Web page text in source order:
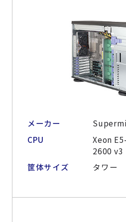
メーカー
CPU
Xeon
2600 v3
筐体サイズ
タワー